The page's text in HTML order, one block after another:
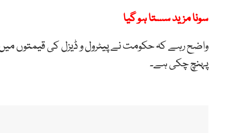
سونا مزید سستا ہو گیا
واضح رہے کہ حکومت نے پیٹرول و ڈیزل کی قیمتوں
پہنچ چکی ہے۔